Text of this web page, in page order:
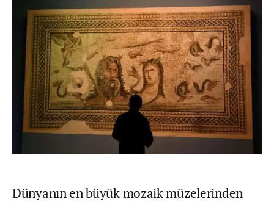
Dünyanın en büyük mozaik müzelerinden